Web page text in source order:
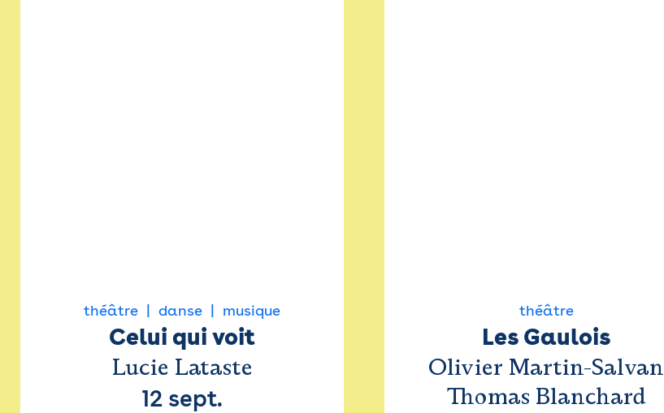
théâtre danse musique
Celui qui voit
Lucie Lataste
12 sept.
théâtre
Les Gaulois
Olivier Martin-Salvan
Thomas Blanchard